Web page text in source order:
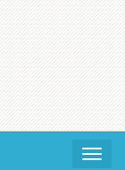
Toggle